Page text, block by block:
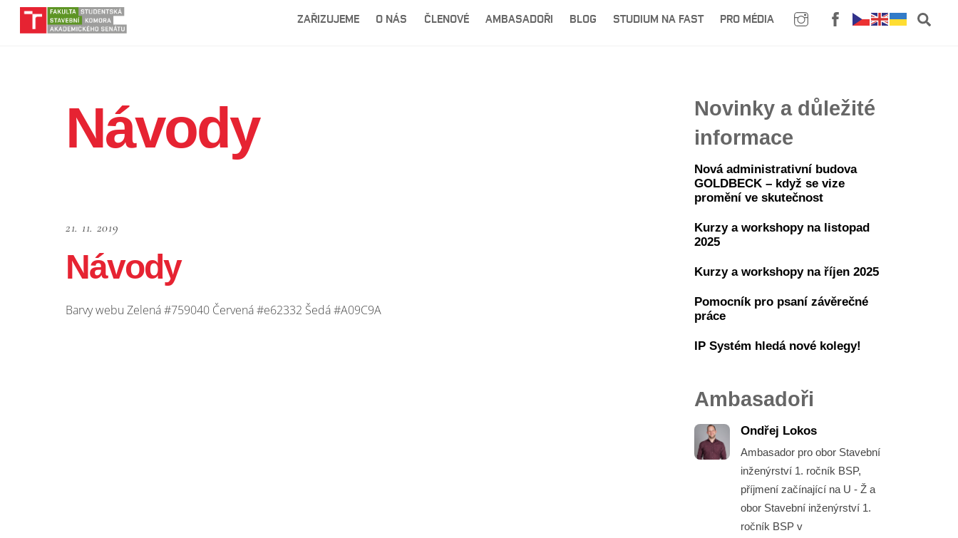
Skip
ZAŘIZUJEME O NÁS ČLENOVÉ AMBASADOŘI BLOG STUDIUM NA FAST PRO MÉDIA
Návody
21. 11. 2019
Návody
Barvy webu Zelená #759040 Červená #e62332 Šedá #A09C9A
Novinky a důležité
informace
Nová administrativní budova
GOLDBECK – když se vize
promění ve skutečnost
Kurzy a workshopy na listopad
2025
Kurzy a workshopy na říjen 2025
Pomocník pro psaní závěrečné
práce
IP Systém hledá nové kolegy!
Ambasadoři
Ondřej Lokos
Ambasador pro obor Stavební
inženýrství 1. ročník BSP,
příjmení začínající na U - Ž a
obor Stavební inženýrství 1.
ročník BSP v